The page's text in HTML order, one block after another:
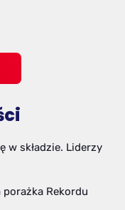
w składzie. Liderzy
Rekordu